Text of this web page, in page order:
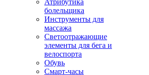
Атрибутика
болельщика
Инструменты для
массажа
Светоотражающие
элементы для бега и
велоспорта
Обувь
Смарт-часы